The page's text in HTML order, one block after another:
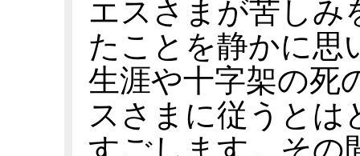
エスさまが苦しみ
たことを静かに思
生涯や十字架の死
スさまに従うとは